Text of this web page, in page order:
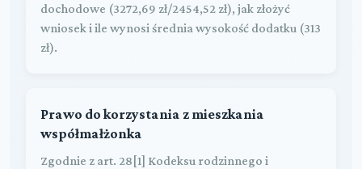
dochodowe (3272,69 zł/2454,52 zł), jak złożyć
wniosek i ile wynosi średnia wysokość dodatku (313
zł).
Prawo do korzystania z mieszkania
współmałżonka
Zgodnie z art. 28[1] Kodeksu rodzinnego i